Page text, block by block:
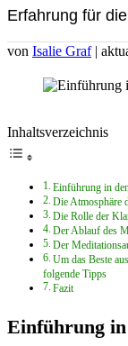
Erfahrung für
von Isalie Graf |
Inhaltsverzeichnis
Einführung in
Die Atmosphäre
Die Rolle der
Der Ablauf des
Der
Um das Beste
folgende Tipps
Fazit
Einführung in